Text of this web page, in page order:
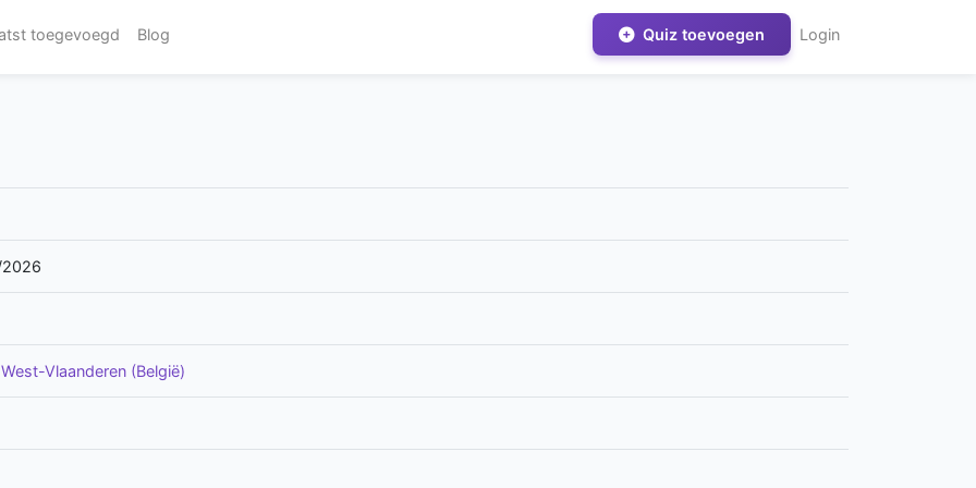
toegevoegd Blog Quiz toevoegen Login
West-Vlaanderen (België)